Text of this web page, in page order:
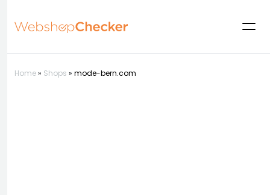
Home» Shops » mode-bern.com